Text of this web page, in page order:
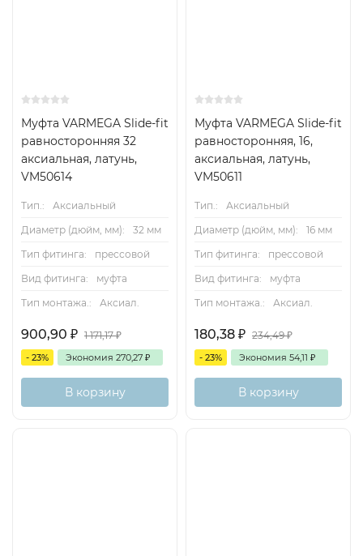
Муфта VARMEGA Slide-fit
равносторонняя 32
аксиальная, латунь,
VM50614
Тип.:
Аксиальный
Диаметр (дюйм, мм):
32 мм
Тип фитинга:
прессовой
Вид фитинга:
муфта
Тип монтажа.:
Аксиал.
900,90 ₽ 1 171,17₽
- 23% Экономия 270,27 ₽
В корзину
Муфта VARMEGA Slide-fit
равносторонняя, 16,
аксиальная, латунь,
VM50611
Тип.:
Аксиальный
Диаметр (дюйм, мм):
16 мм
Тип фитинга:
прессовой
Вид фитинга:
муфта
Тип монтажа.:
Аксиал.
180,38 ₽ 234,49₽
- 23% Экономия 54,11 ₽
В корзину